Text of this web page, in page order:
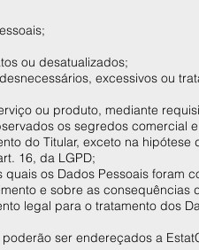
ou desatualizados;
excessivos ou
ou produto, mediante
os segredos comercial
do Titular, exceto na
16, da LGPD;
os Dados Pessoais foram
e sobre as consequências
legal para o tratamento dos
ser endereçados a